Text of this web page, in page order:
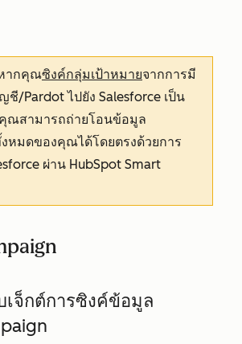
ากคุณซิงค์กลุ่มเป้าหมายจากการมี
ชี/Pardot ไปยัง Salesforce เป็น
ณสามารถถ่ายโอนข้อมูล
งหมดของคุณได้โดยตรงด้วยการ
ผ่าน HubSpot Smart
เจ็กต์การซิงค์ข้อมูล